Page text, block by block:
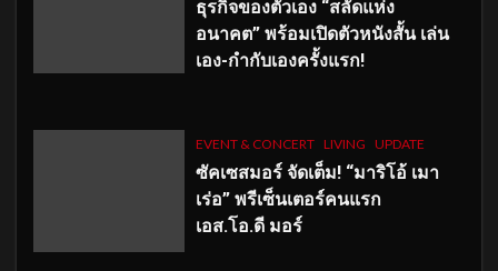
ธุรกิจของตัวเอง “สลัดแห่ง
อนาคต” พร้อมเปิดตัวหนังสั้น เล่น
เอง-กำกับเองครั้งแรก!
EVENT & CONCERT LIVING UPDATE
ซัคเซสมอร์ จัดเต็ม! “มาริโอ้ เมา
เร่อ” พรีเซ็นเตอร์คนแรก
เอส.โอ.ดี มอร์